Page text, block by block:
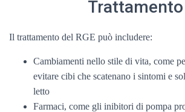
Trattamento
Il trattamento del RGE può includere:
Cambiamenti nello stile di vita, come
evitare cibi che scatenano i sintomi e
letto
Farmaci, come gli inibitori di pompa